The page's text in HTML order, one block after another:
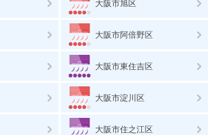
大阪市旭区
大阪市阿倍野区
大阪市東住吉区
大阪市淀川区
大阪市住之江区